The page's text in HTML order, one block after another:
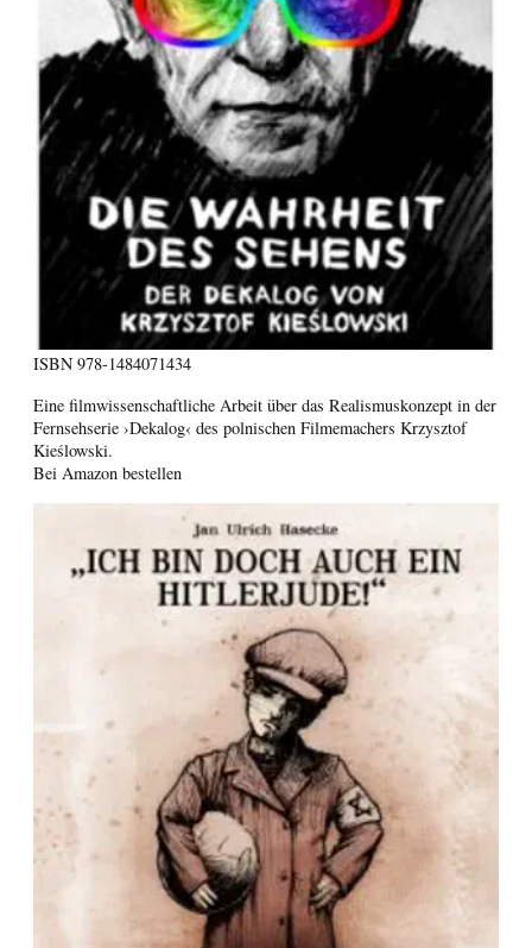
ISBN 978-1484071434
Eine filmwissenschaftliche Arbeit über das Realismuskonzept in der
Fernsehserie ›Dekalog‹ des polnischen Filmemachers Krzysztof
Kieślowski.
Bei Amazon bestellen